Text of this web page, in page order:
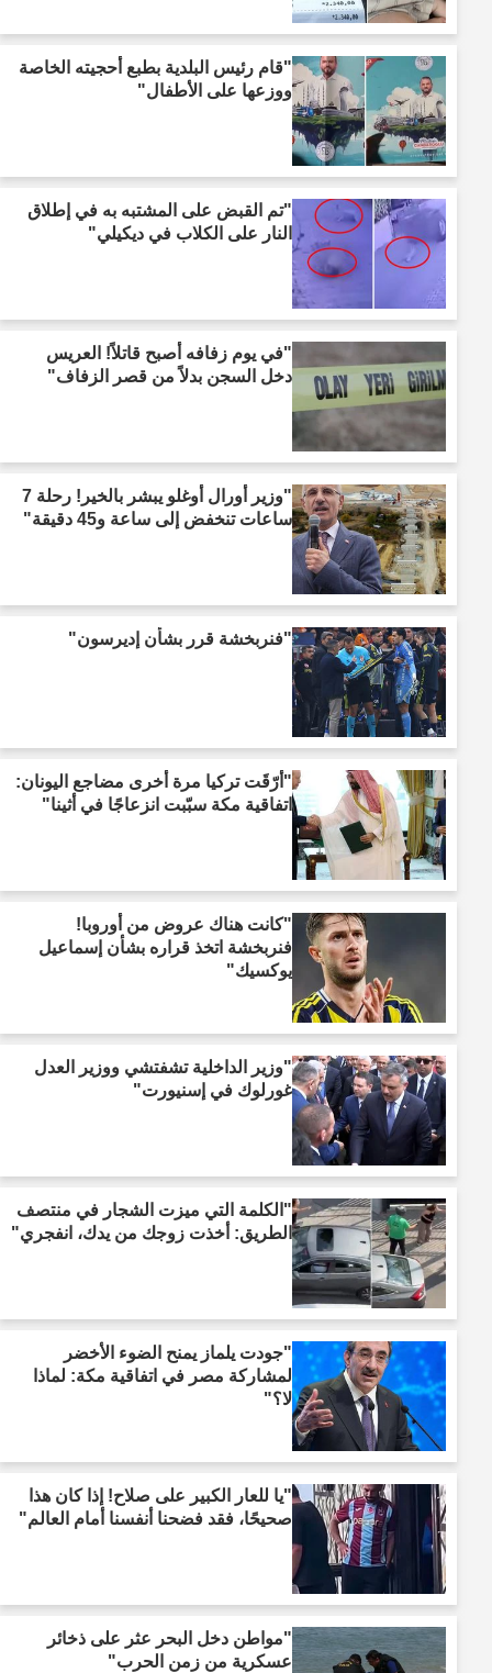
"قام رئيس البلدية بطبع أحجيته الخاصة
ووزعها على الأطفال"
"تم القبض على المشتبه به في إطلاق
النار على الكلاب في ديكيلي"
"في يوم زفافه أصبح قاتلاً! العريس
دخل السجن بدلاً من قصر الزفاف"
"وزير أورال أوغلو يبشر بالخير! رحلة 7
ساعات تنخفض إلى ساعة و45 دقيقة"
"فنربخشة قرر بشأن إديرسون"
"أرّقَت تركيا مرة أخرى مضاجع اليونان:
اتفاقية مكة سبّبت انزعاجًا في أثينا"
"كانت هناك عروض من أوروبا!
فنربخشة اتخذ قراره بشأن إسماعيل
يوكسيك"
"وزير الداخلية تشفتشي ووزير العدل
غورلوك في إسنيورت"
"الكلمة التي ميزت الشجار في منتصف
الطريق: أخذت زوجك من يدك، انفجري"
"جودت يلماز يمنح الضوء الأخضر
لمشاركة مصر في اتفاقية مكة: لماذا
لا؟"
"يا للعار الكبير على صلاح! إذا كان هذا
صحيحًا، فقد فضحنا أنفسنا أمام العالم"
"مواطن دخل البحر عثر على ذخائر
عسكرية من زمن الحرب"